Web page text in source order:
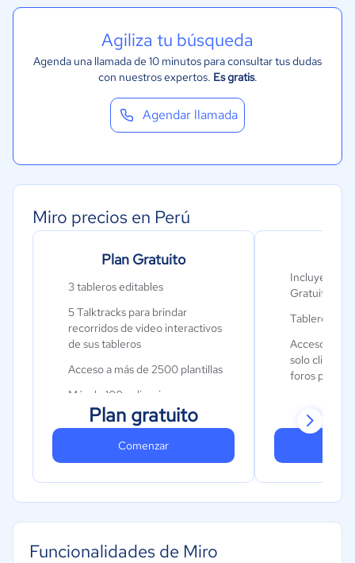
Agiliza tu búsqueda
Agenda una llamada de 10 minutos para consultar tus dudas
con nuestros expertos. Es gratis.
Agendar llamada
Miro precios en Perú
Plan Gratuito
3 tableros editables
5 Talktracks para brindar
recorridos de video interactivos
de sus tableros
Acceso a más de 2500 plantillas
Más de 100 aplicaciones e
integraciones
Plan gratuito
Comenzar
Incluye todo
Gratuito
Tableros
Acceso de
solo clic y
foros
Carpetas de
Plantillas
Funcionalidades de Miro